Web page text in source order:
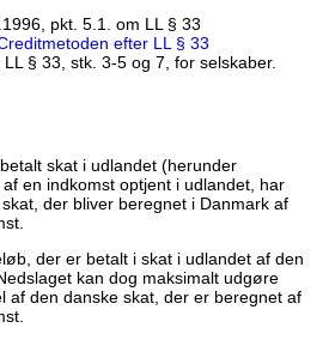
pkt. 5.1. om LL § 33
efter LL § 33
§ 33, stk. 3-5 og 7, for selskaber.
skat i udlandet (herunder
en indkomst optjent i udlandet, har
der bliver beregnet i Danmark af
der er betalt i skat i udlandet af den
kan dog maksimalt udgøre
af den danske skat, der er beregnet af